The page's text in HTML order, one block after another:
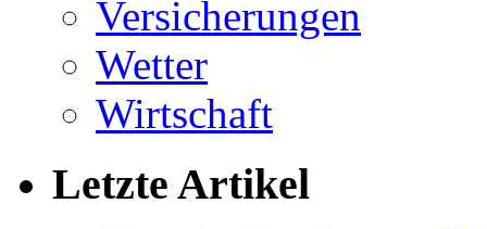
Versicherungen
Wetter
Wirtschaft
Letzte Artikel